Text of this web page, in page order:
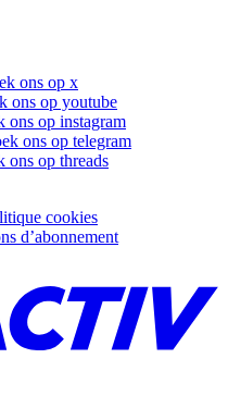
ons op x
ons op youtube
ons op instagram
ons op telegram
ons op threads
cookies
d’abonnement